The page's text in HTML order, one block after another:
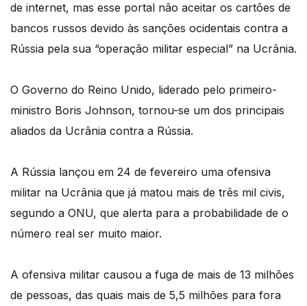
de internet, mas esse portal não aceitar os cartões de
bancos russos devido às sanções ocidentais contra a
Rússia pela sua “operação militar especial” na Ucrânia.
O Governo do Reino Unido, liderado pelo primeiro-
ministro Boris Johnson, tornou-se um dos principais
aliados da Ucrânia contra a Rússia.
A Rússia lançou em 24 de fevereiro uma ofensiva
militar na Ucrânia que já matou mais de três mil civis,
segundo a ONU, que alerta para a probabilidade de o
número real ser muito maior.
A ofensiva militar causou a fuga de mais de 13 milhões
de pessoas, das quais mais de 5,5 milhões para fora